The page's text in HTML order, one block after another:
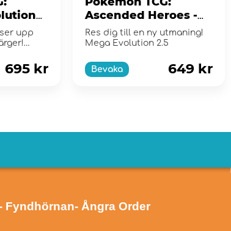
upp
695 kr
Ascended Heroes -
Booster Bundle
Res dig till en ny utmaning!
Mega Evolution 2.5
Bevaka 649 kr
Fyndhörnan- Ångra Order